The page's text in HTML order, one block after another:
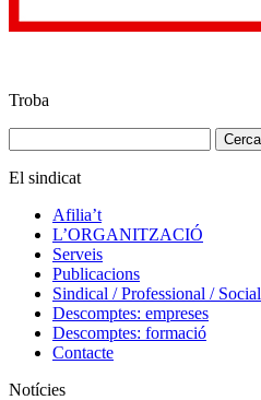
Troba
El sindicat
Afilia’t
L’ORGANITZACIÓ
Serveis
Publicacions
Sindical / Professional / Social
Descomptes: empreses
Descomptes: formació
Contacte
Notícies